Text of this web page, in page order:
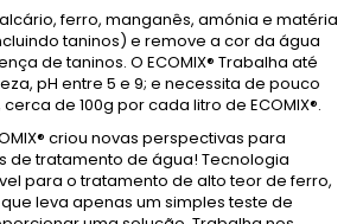
ferro, manganês, amónia e matéria
taninos) e remove a cor da água
de taninos. O ECOMIX® Trabalha até
pH entre 5 e 9; e necessita de pouco
de 100g por cada litro de ECOMIX®.
criou novas perspectivas para
de tratamento de água! Tecnologia
para o tratamento de alto teor de ferro,
leva apenas um simples teste de